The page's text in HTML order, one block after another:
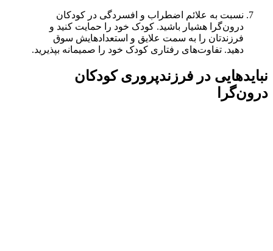
نسبت به علائم اضطراب و افسردگی در کودکان
درون‌گرا هشیار باشید. کودک خود را حمایت کنید و
فرزندتان را به سمت علایق و استعدادهایش سوق
دهید. تفاوت‌های رفتاری کودک خود را صمیمانه بپذیرید.
نبایدهایی در فرزندپروری کودکان
درون‌گرا